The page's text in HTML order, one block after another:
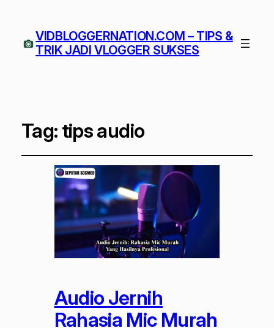
VIDBLOGGERNATION.COM – TIPS &
TRIK JADI VLOGGER SUKSES
Tag: tips audio
Audio Jernih
Rahasia Mic Murah